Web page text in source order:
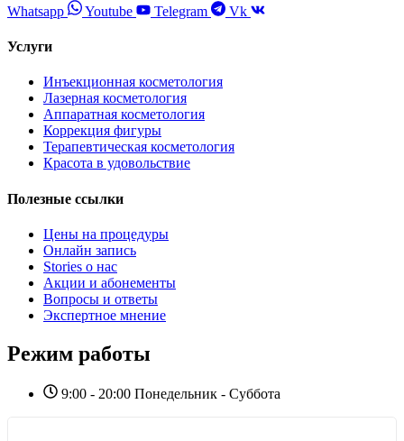
Whatsapp Youtube Telegram Vk
Услуги
Инъекционная косметология
Лазерная косметология
Аппаратная косметология
Коррекция фигуры
Терапевтическая косметология
Красота в удовольствие
Полезные ссылки
Цены на процедуры
Онлайн запись
Stories о нас
Акции и абонементы
Вопросы и ответы
Экспертное мнение
Режим работы
9:00 - 20:00 Понедельник - Суббота